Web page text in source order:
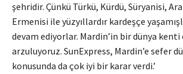
şehridir. Çünkü Türkü, Kürdü, Süryanisi,
Ermenisi ile yüzyıllardır kardeşçe
devam ediyorlar. Mardin’in bir dünya kenti
arzuluyoruz. SunExpress, Mardin’e sefer
konusunda da çok iyi bir karar verdi.’